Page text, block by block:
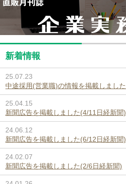
新着情報
25.07.23
中途採用(営業職)の情報を掲載しました
25.04.15
新聞広告を掲載しました(4/11日経新聞)
24.06.12
新聞広告を掲載しました(6/12日経新聞)
24.02.07
新聞広告を掲載しました(2/6日経新聞)